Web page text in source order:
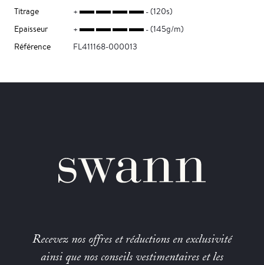
Titrage
(120s)
Epaisseur
(145g/m)
Référence
FL411168-000013
Recevez nos offres et réductions en exclusivité
ainsi que nos conseils vestimentaires et les